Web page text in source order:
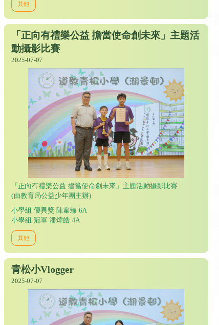
其他
「正向有禮樂公益 擔當使命創未來」主題活
動攝影比賽
2025-07-07
「正向有禮樂公益 擔當使命創未來」主題活動攝影比賽
(由教育局公益少年團主辦)
小學組 優異獎 陳韋臻 6A
小學組 冠軍 潘煒皓 4A
其他
青松小Vlogger
2025-07-07